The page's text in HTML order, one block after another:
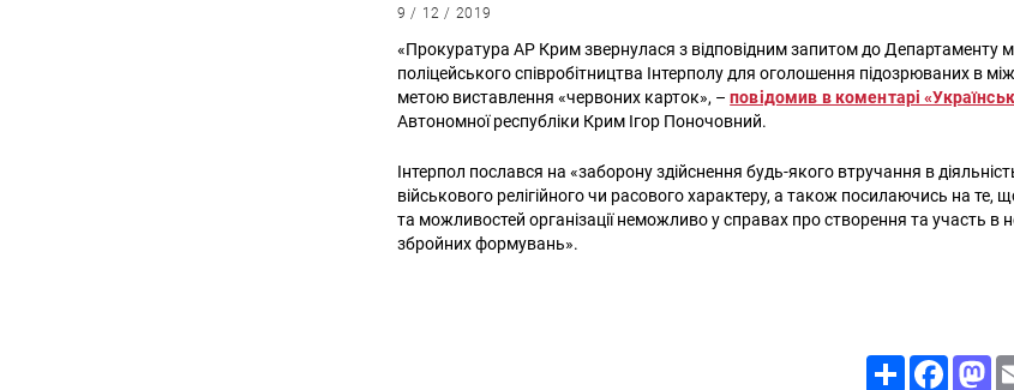
9 / 12 / 2019
«Прокуратура АР Крим звернулася з відповідним запитом до Департаменту
поліцейського співробітництва Інтерполу для оголошення підозрюваних в
метою виставлення «червоних карток», –повідомив в коментарі
Автономної республіки Крим Ігор Поночовний.
Інтерпол послався на «заборону здійснення будь-якого втручання в
військового релігійного чи расового характеру, а також посилаючись на те,
та можливостей організації неможливо у справах про створення та участь в
збройних формувань».
Share